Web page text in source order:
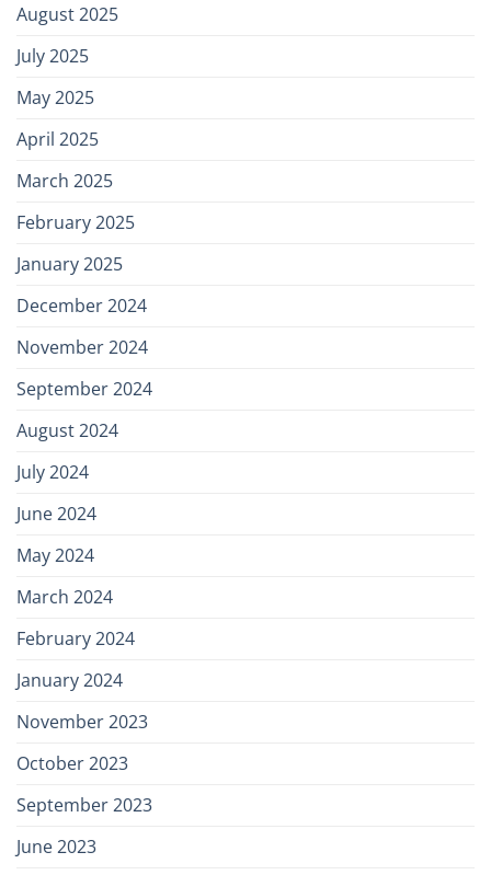
August 2025
July 2025
May 2025
April 2025
March 2025
February 2025
January 2025
December 2024
November 2024
September 2024
August 2024
July 2024
June 2024
May 2024
March 2024
February 2024
January 2024
November 2023
October 2023
September 2023
June 2023